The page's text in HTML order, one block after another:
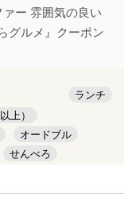
ー 雰囲気の良い
グルメ』クーポン
ランチ
上）
オードブル
せんべろ